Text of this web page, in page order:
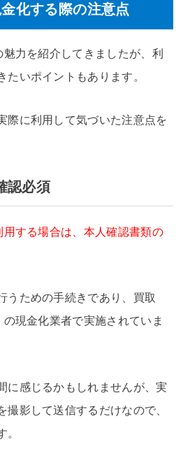
化する際の注意点
力を紹介してきましたが、利
たいポイントもあります。
際に利用して気づいた注意点を
認必須
する場合は、本人確認書類の
うための手続きであり、買取
現金化業者で実施されていま
に感じるかもしれませんが、実
撮影して送信するだけなので、
。